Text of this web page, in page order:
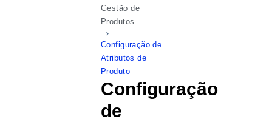
Gestão de
Produtos
Configuração de
Atributos de
Produto
Configuração
de